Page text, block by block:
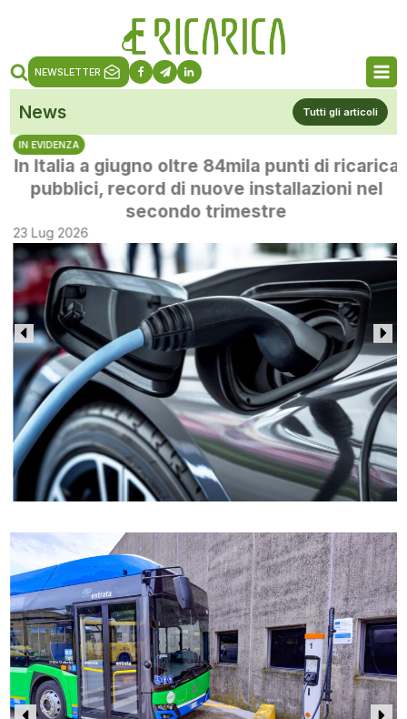
NEWSLETTER
News Tutti gli articoli
IN EVIDENZA
In Italia a giugno oltre 84mila punti di ricarica
pubblici, record di nuove installazioni nel
secondo trimestre
23 Lug 2026